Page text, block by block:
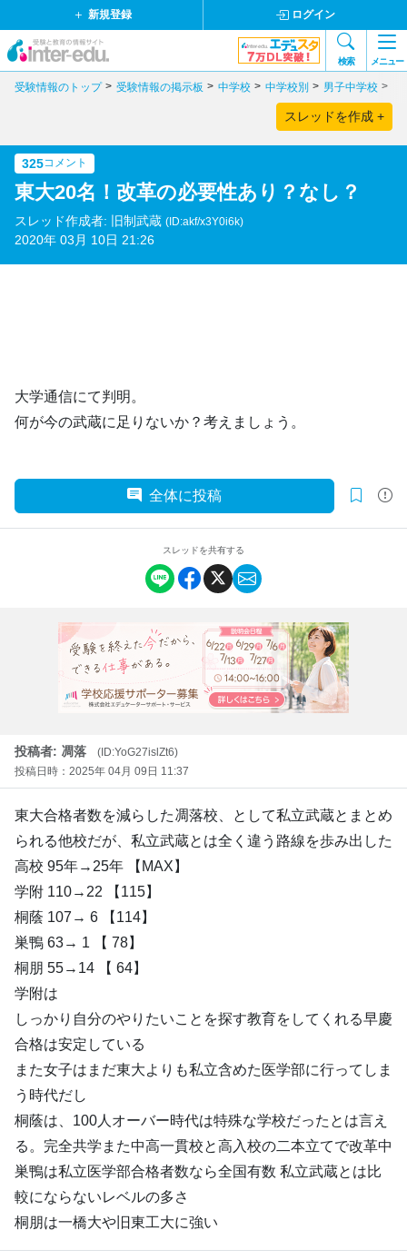
新規登録 ログイン
検索 メニュー
受験情報のトップ 受験情報の掲示板 中学校 中学校別 男子中学校
スレッドを作成 +
325コメント
東大20名！改革の必要性あり？なし？
スレッド作成者: 旧制武蔵 (ID:akf/x3Y0i6k)
2020年 03月 10日 21:26
大学通信にて判明。
何が今の武蔵に足りないか？考えましょう。
全体に投稿
スレッドを共有する
投稿者: 凋落
(ID:YoG27islZt6)
投稿日時：2025年 04月 09日 11:37
東大合格者数を減らした凋落校、として私立武蔵とまとめ
られる他校だが、私立武蔵とは全く違う路線を歩み出した
高校 95年→25年 【MAX】
学附 110→22 【115】
桐蔭 107→ 6 【114】
巣鴨 63→ 1 【 78】
桐朋 55→14 【 64】
学附は
しっかり自分のやりたいことを探す教育をしてくれる早慶
合格は安定している
また女子はまだ東大よりも私立含めた医学部に行ってしま
う時代だし
桐蔭は、100人オーバー時代は特殊な学校だったとは言え
る。完全共学また中高一貫校と高入校の二本立てで改革中
巣鴨は私立医学部合格者数なら全国有数 私立武蔵とは比
較にならないレベルの多さ
桐朋は一橋大や旧東工大に強い